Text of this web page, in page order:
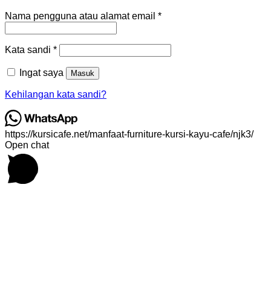
Nama pengguna atau alamat email *Wajib
Kata sandi *Wajib
Ingat saya Masuk
Kehilangan kata sandi?
https://kursicafe.net/manfaat-furniture-kursi-kayu-cafe/njk3/
Open chat